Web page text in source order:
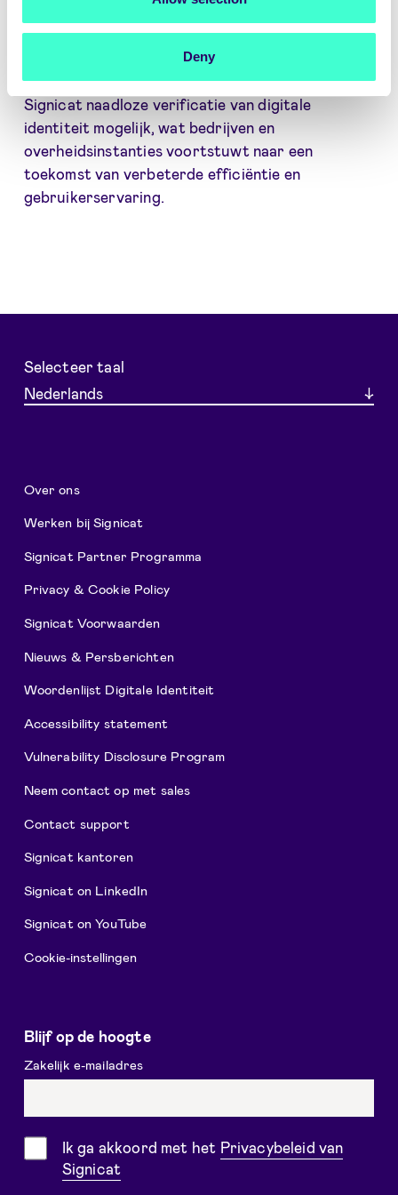
Deny
blijft Signicat vooroplopen in het hervormen van
elektronische identificatie in heel Europa. Door
SPID in haar portfolio te integreren, maakt
Signicat naadloze verificatie van digitale
identiteit mogelijk, wat bedrijven en
overheidsinstanties voortstuwt naar een
toekomst van verbeterde efficiëntie en
gebruikerservaring.
Selecteer taal
Nederlands
Over ons
Werken bij Signicat
Signicat Partner Programma
Privacy & Cookie Policy
Signicat Voorwaarden
Nieuws & Persberichten
Woordenlijst Digitale Identiteit
Accessibility statement
Vulnerability Disclosure Program
Neem contact op met sales
Contact support
Signicat kantoren
Signicat on LinkedIn
Signicat on YouTube
Cookie-instellingen
Blijf op de hoogte
Zakelijk e-mailadres
Toestemming
Ik ga akkoord met het Privacybeleid van
Signicat